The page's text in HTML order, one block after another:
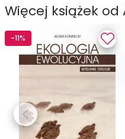
Więcej książek
-11%